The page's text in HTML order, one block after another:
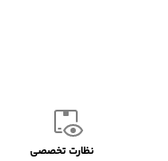
نظارت تخصصی